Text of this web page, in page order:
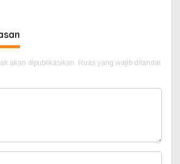
akan dipublikasikan. Ruas yang wajib ditandai